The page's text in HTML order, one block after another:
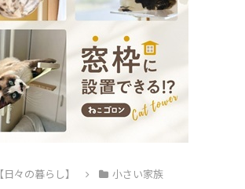
【日々の暮らし】 小さい家族